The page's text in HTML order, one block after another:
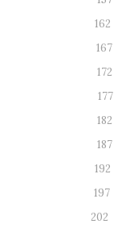
162
167
172
177
182
187
192
197
202